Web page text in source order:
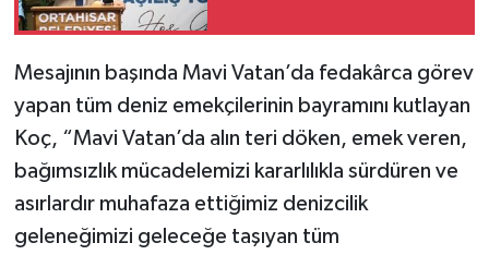
Mesajının başında Mavi Vatan’da fedakârca görev
yapan tüm deniz emekçilerinin bayramını kutlayan
Koç, “Mavi Vatan’da alın teri döken, emek veren,
bağımsızlık mücadelemizi kararlılıkla sürdüren ve
asırlardır muhafaza ettiğimiz denizcilik
geleneğimizi geleceğe taşıyan tüm